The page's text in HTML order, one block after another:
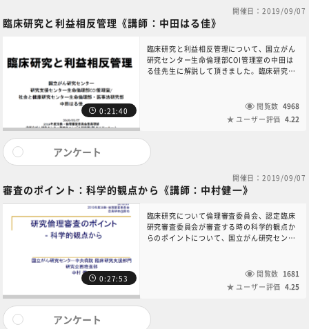
開催日：2019/09/07
臨床研究と利益相反管理《講師：中田はる佳》
0:21:40
臨床研究と利益相反管理について、国立がん
研究センター生命倫理部COI管理室の中田は
る佳先生に解説して頂きました。臨床研究に
て、具体例を含めて詳しく解説されていま
閲覧数 4968
ユーザー評価 4.22
アンケート
開催日：2019/09/07
審査のポイント：科学的観点から《講師：中村健一》
0:27:53
臨床研究について倫理審査委員会、認定臨床
研究審査委員会が審査する時の科学的観点か
らのポイントについて、国立がん研究センタ
が備えるべき社会的な価値と科学的妥当性に
ついて詳しく解説されています。
閲覧数 1681
ユーザー評価 4.25
アンケート